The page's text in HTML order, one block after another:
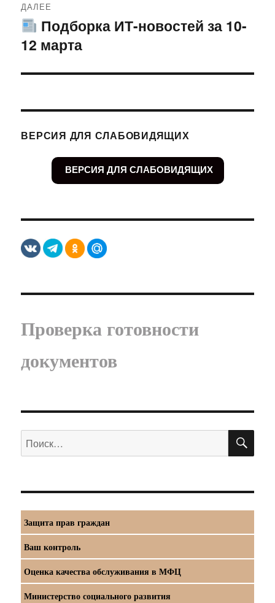
ДАЛЕЕ
Следующая
запись:
Подборка ИТ-новостей за 10-
12 марта
ВЕРСИЯ ДЛЯ СЛАБОВИДЯЩИХ
ВЕРСИЯ ДЛЯ СЛАБОВИДЯЩИХ
Проверка готовности
документов
Искать:
Защита прав граждан
Ваш контроль
Оценка качества обслуживания в МФЦ
Министерство социального развития